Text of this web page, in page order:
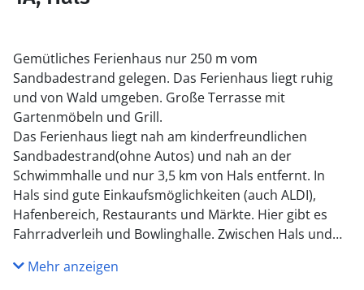
Gemütliches Ferienhaus nur 250 m vom
Sandbadestrand gelegen. Das Ferienhaus liegt ruhig
und von Wald umgeben. Große Terrasse mit
Gartenmöbeln und Grill.
Das Ferienhaus liegt nah am kinderfreundlichen
Sandbadestrand(ohne Autos) und nah an der
Schwimmhalle und nur 3,5 km von Hals entfernt. In
Hals sind gute Einkaufsmöglichkeiten (auch ALDI),
Hafenbereich, Restaurants und Märkte. Hier gibt es
Fahrradverleih und Bowlinghalle. Zwischen Hals und
Waldgebiete und Golfplatz in der Nähe. Das
Mehr anzeigen